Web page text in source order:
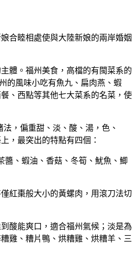
合睦相處使與大陸新娘的兩岸婚姻
體。福州美食，高檔的有閩菜系的
的風味小吃有魚九、扁肉燕、蝦
、西點等其他七大菜系的名菜，使
，偏重甜、淡、酸、湯，色、
，最突出的特點有四個：
、蝦油、香菇、冬筍、魷魚、鯽
紅棗般大小的黃螺肉，用滾刀法切
酸能爽口，適合福州氣候；淡是為
雞、糟片鴨、烘糟雞、烘糟羊、三